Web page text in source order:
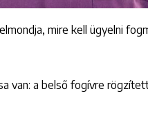
mire kell ügyelni
van: a belső fogívre